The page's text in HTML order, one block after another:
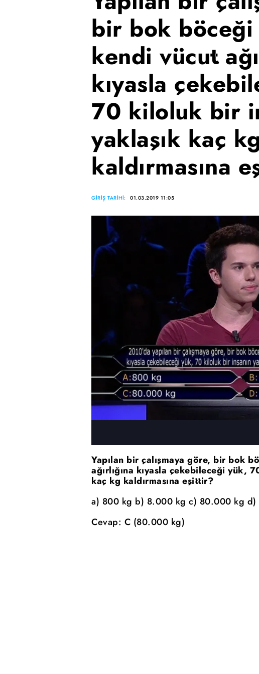
bir bok böceği
kendi vücut
kıyasla
70 kiloluk bir
yaklaşık kaç
kaldırmasına
GİRİŞ TARİHİ: 01.03.2019 11:05
Yapılan bir çalışmaya göre, bir bok
ağırlığına kıyasla çekebileceği yük,
kaç kg kaldırmasına eşittir?
a) 800 kg b) 8.000 kg c) 80.000 kg
Cevap: C (80.000 kg)